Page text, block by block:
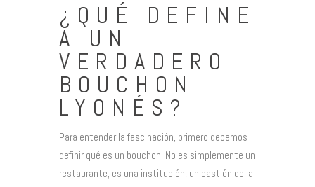
¿QUÉ DEFINE
A UN
VERDADERO
BOUCHON
LYONÉS?
Para entender la fascinación, primero debemos
definir qué es un bouchon. No es simplemente un
restaurante; es una institución, un bastión de la